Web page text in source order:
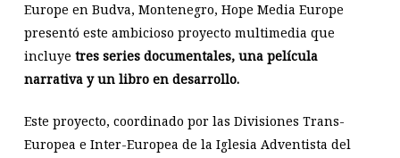
Europe en Budva, Montenegro, Hope Media Europe
presentó este ambicioso proyecto multimedia que
incluye tres series documentales, una película
narrativa y un libro en desarrollo.
Este proyecto, coordinado por las Divisiones Trans-
Europea e Inter-Europea de la Iglesia Adventista del